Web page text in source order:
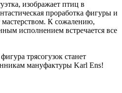
изображает птиц в
проработка фигуры и
мастерством. К сожалению,
исполнением встречается все
трясогузок станет
мануфактуры Karl Ens!